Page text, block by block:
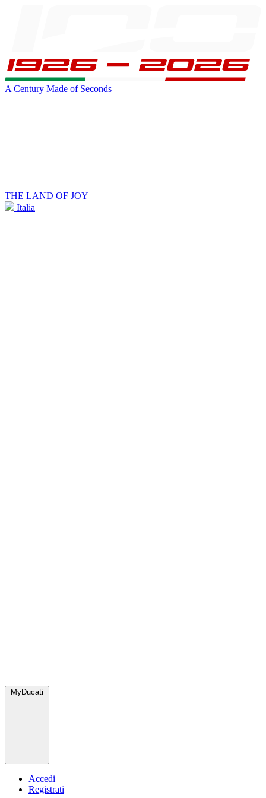
A Century Made of Seconds
THE LAND OF JOY
Italia
MyDucati
Accedi
Registrati